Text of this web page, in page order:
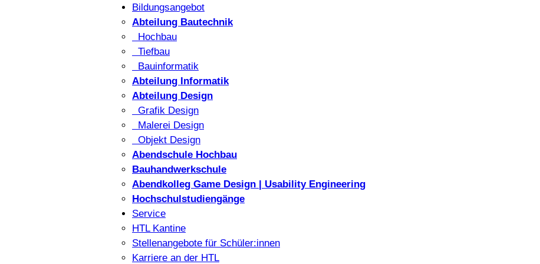
Bildungsangebot
Abteilung Bautechnik
Hochbau
Tiefbau
Bauinformatik
Abteilung Informatik
Abteilung Design
Grafik Design
Malerei Design
Objekt Design
Abendschule Hochbau
Bauhandwerkschule
Abendkolleg Game Design | Usability Engineering
Hochschulstudiengänge
Service
HTL Kantine
Stellenangebote für Schüler:innen
Karriere an der HTL